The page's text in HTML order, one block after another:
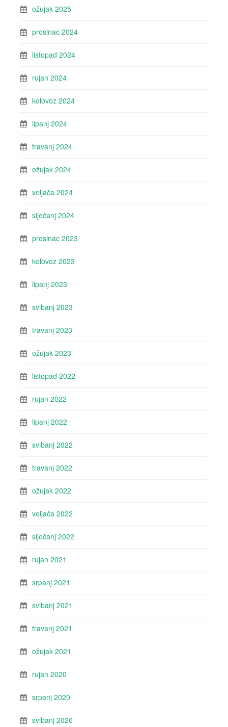
ožujak 2025
prosinac 2024
listopad 2024
rujan 2024
kolovoz 2024
lipanj 2024
travanj 2024
ožujak 2024
veljača 2024
siječanj 2024
prosinac 2023
kolovoz 2023
lipanj 2023
svibanj 2023
travanj 2023
ožujak 2023
listopad 2022
rujan 2022
lipanj 2022
svibanj 2022
travanj 2022
ožujak 2022
veljača 2022
siječanj 2022
rujan 2021
srpanj 2021
svibanj 2021
travanj 2021
ožujak 2021
rujan 2020
srpanj 2020
svibanj 2020